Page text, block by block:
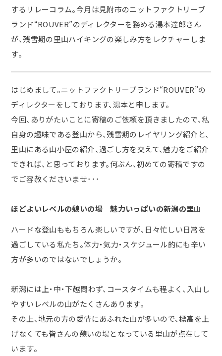
するリレーコラム。今月は見附市のニットファクトリーブ
ランド“ROUVER”のディレクターを務める湯本達郎さん
が、残雪期の里山ハイキングの楽しみ方をレクチャーしま
す。
はじめまして。ニットファクトリーブランド“ROUVER”の
ディレクターをしております、湯本と申します。
今回、ありがたいことに寄稿のご依頼を頂きましたので、私
自身の趣味である登山から、残雪期のレイヤリング紹介と、
里山にある山小屋の紹介、過ごし方を交えて、魅力をご紹介
できれば、と思っております。何ぶん、初めての寄稿ですの
でご容赦くださいませ･･･
ほどよいレベルの憩いの場 魅力いっぱいの新潟の里山
ハードな登山ももちろん楽しいですが、日々忙しい日常を
過ごしている私たち。体力・気力・スケジュール的にも辛い
方が多いのではないでしょうか。
新潟には上・中・下越問わず、コースタイムも程よく、入山し
やすいレベルの山がたくさんあります。
その上、地元の方の愛情にあふれた山が多いので、標高を上
げなくても皆さんの憩いの場となっている里山が点在して
います。